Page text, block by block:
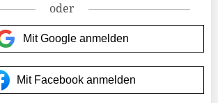
oder
Mit Google anmelden
Mit Facebook anmelden